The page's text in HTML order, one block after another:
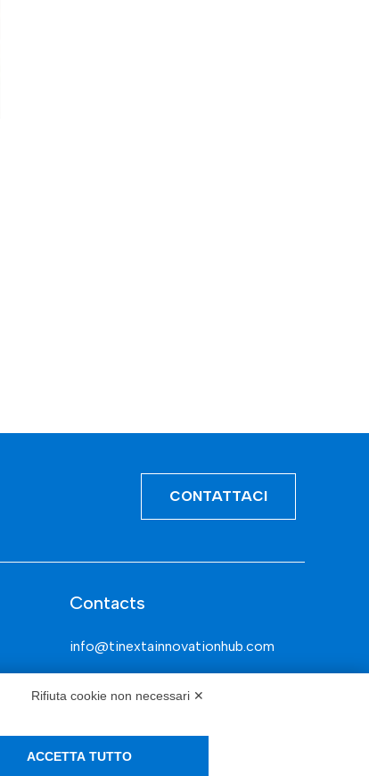
CONTATTACI
Contacts
info@tinextainnovationhub.com
Correggio (RE)
Rifiuta cookie non necessari ✕
ACCETTA TUTTO